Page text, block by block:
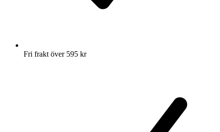
Fri frakt över 595 kr